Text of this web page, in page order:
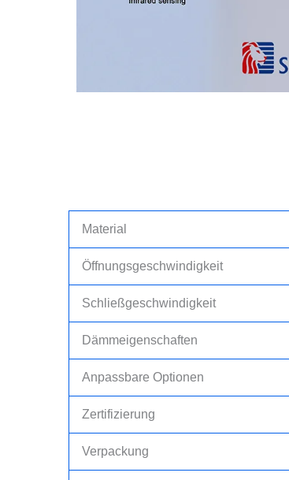
Material
Öffnungsgeschwindigkeit
Schließgeschwindigkeit
Dämmeigenschaften
Anpassbare Optionen
Zertifizierung
Verpackung